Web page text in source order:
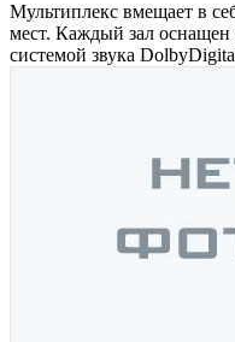
Мультиплекс вмещает в
мест. Каждый зал оснащен
системой звука